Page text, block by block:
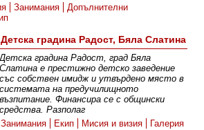
Занимания
Допълнителни
Детска градина Радост, Бяла Слатина
Детска градина Радост, град Бяла
Слатина е престижно детско заведение
със собствен имидж и утвърдено място в
системата на предучилищното
възпитание. Финансира се с общински
средства. Разполаг
Занимания Екип Мисия и визия Галерия